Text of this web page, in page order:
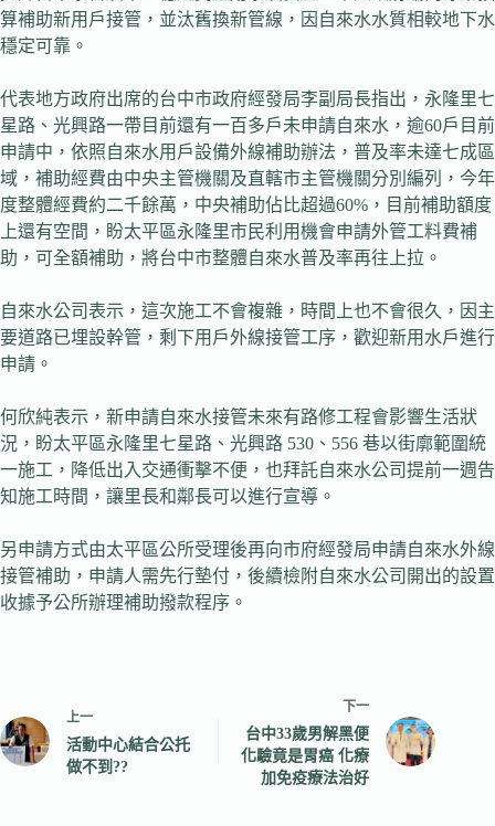
算補助新用戶接管，並汰舊換新管線，因自來水水質相較地下水
穩定可靠。
代表地方政府出席的台中市政府經發局李副局長指出，永隆里七
星路、光興路一帶目前還有一百多戶未申請自來水，逾60戶目前
申請中，依照自來水用戶設備外線補助辦法，普及率未達七成區
域，補助經費由中央主管機關及直轄市主管機關分別編列，今年
度整體經費約二千餘萬，中央補助佔比超過60%，目前補助額度
上還有空間，盼太平區永隆里市民利用機會申請外管工料費補
助，可全額補助，將台中市整體自來水普及率再往上拉。
自來水公司表示，這次施工不會複雜，時間上也不會很久，因主
要道路已埋設幹管，剩下用戶外線接管工序，歡迎新用水戶進行
申請。
何欣純表示，新申請自來水接管未來有路修工程會影響生活狀
況，盼太平區永隆里七星路、光興路 530、556 巷以街廓範圍統
一施工，降低出入交通衝擊不便，也拜託自來水公司提前一週告
知施工時間，讓里長和鄰長可以進行宣導。
另申請方式由太平區公所受理後再向市府經發局申請自來水外線
接管補助，申請人需先行墊付，後續檢附自來水公司開出的設置
收據予公所辦理補助撥款程序。
上一
活動中心結合公托
做不到??
下一
台中33歲男解黑便
化驗竟是胃癌 化療
加免疫療法治好